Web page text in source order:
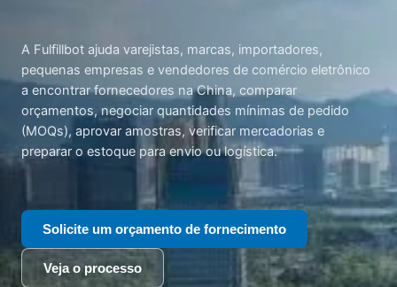
A Fulfillbot ajuda varejistas, marcas, importadores,
pequenas empresas e vendedores de comércio eletrônico
a encontrar fornecedores na China, comparar
orçamentos, negociar quantidades mínimas de pedido
(MOQs), aprovar amostras, verificar mercadorias e
preparar o estoque para envio ou logística.
Solicite um orçamento de fornecimento
Veja o processo